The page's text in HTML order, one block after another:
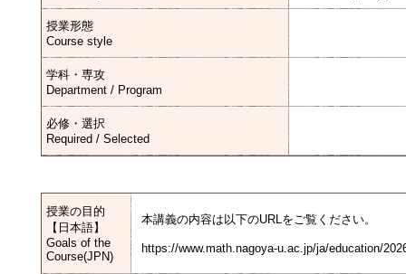
授業形態
Course style
学科・専攻
Department / Program
必修・選択
Required / Selected
授業の目的
【日本語】
Goals of the
Course(JPN)
本講義の内容は以下のURLをご覧ください。
https://www.math.nagoya-u.ac.jp/ja/education/